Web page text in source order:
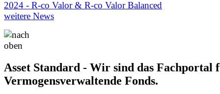
2024 - R-co Valor & R-co Valor Balanced
weitere News
Asset Standard - Wir sind das Fachportal
Vermogensverwaltende Fonds.